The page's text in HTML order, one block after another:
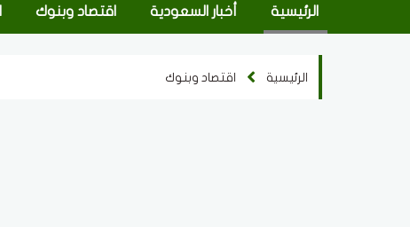
الرئيسية أخبار السعودية اقتصاد وبنوك
الرئيسية اقتصاد وبنوك